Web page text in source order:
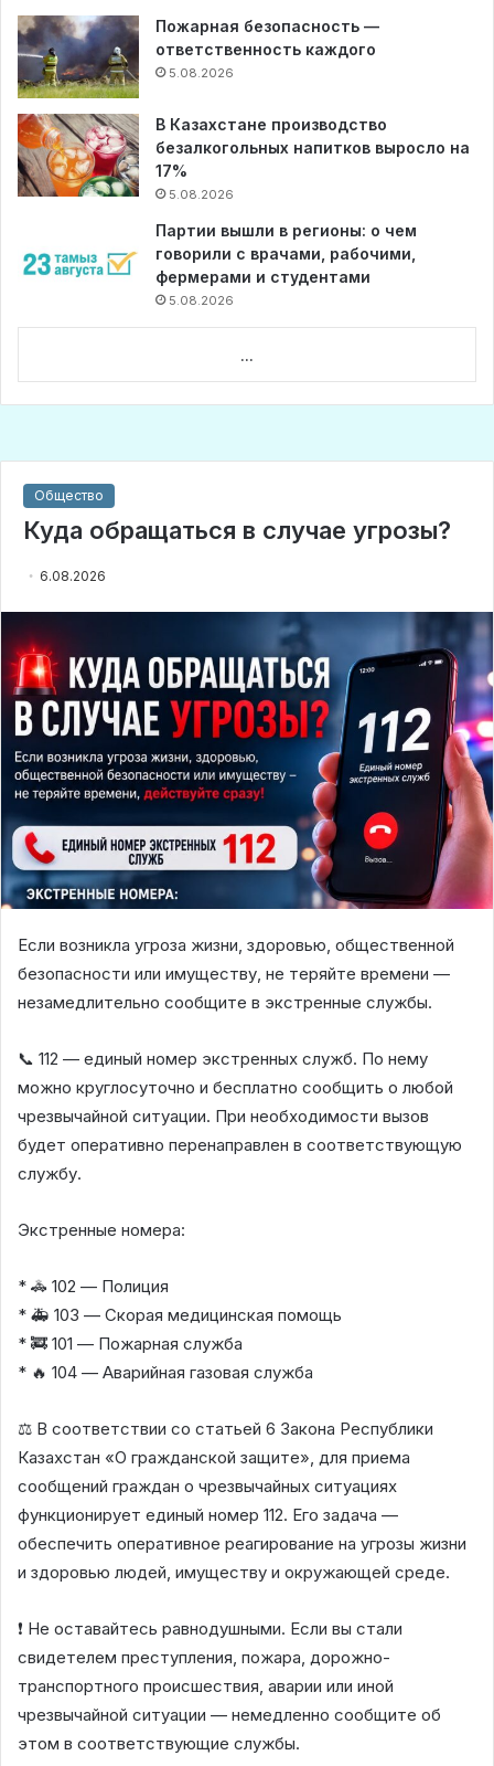
Пожарная безопасность —
ответственность каждого
5.08.2026
В Казахстане производство
безалкогольных напитков выросло на
17%
5.08.2026
Партии вышли в регионы: о чем
говорили с врачами, рабочими,
фермерами и студентами
5.08.2026
...